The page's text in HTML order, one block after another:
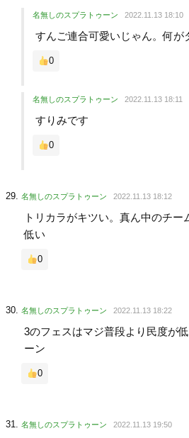
名無しのスプラトゥーン 2022.11.13 18:10
すんご連合可愛いじゃん。何が
0
名無しのスプラトゥーン 2022.11.13 18:11
すりみです
0
名無しのスプラトゥーン 2022.11.13 18:12
トリカラがキツい。真ん中のチー
低い
0
名無しのスプラトゥーン 2022.11.13 18:22
3のフェスはマジ普段より民度が
ーン
0
名無しのスプラトゥーン 2022.11.13 19:50